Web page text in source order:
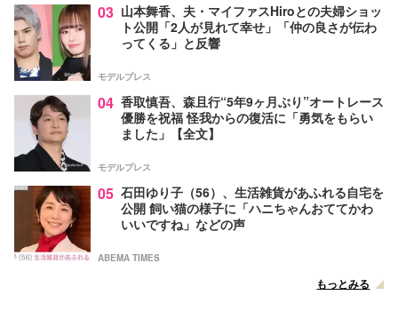
03 山本舞香、夫・マイファスHiroとの夫婦ショッ
ト公開「2人が見れて幸せ」「仲の良さが伝わ
ってくる」と反響
モデルプレス
04 香取慎吾、森且行“5年9ヶ月ぶり”オートレース
優勝を祝福 怪我からの復活に「勇気をもらい
ました」【全文】
モデルプレス
05 石田ゆり子（56）、生活雑貨があふれる自宅を
公開 飼い猫の様子に「ハニちゃんおててかわ
いいですね」などの声
ABEMA TIMES
もっとみる